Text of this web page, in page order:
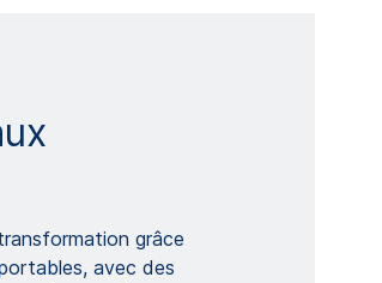
grâce
avec des